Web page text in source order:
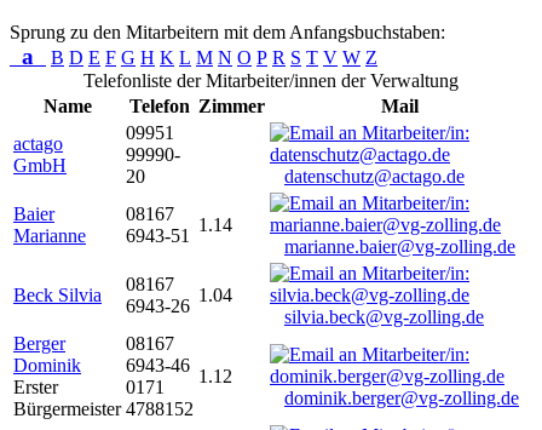
Sprung zu den Mitarbeitern mit dem Anfangsbuchstaben:
a B D E F G H K L M N O P R S T V W Z
Telefonliste der Mitarbeiter/innen der Verwaltung
Name
Telefon Zimmer
Mail
actago
GmbH
09951
99990-
20
datenschutz@actago.de
Baier
Marianne
08167
6943-51
1.14
marianne.baier@vg-zolling.de
Beck Silvia
08167
6943-26
1.04
silvia.beck@vg-zolling.de
Berger
Dominik
Erster
Bürgermeister
08167
6943-46
0171
4788152
1.12
dominik.berger@vg-zolling.de